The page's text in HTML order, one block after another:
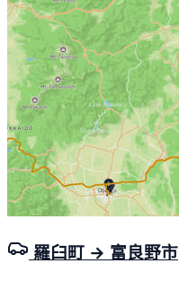
羅臼町 → 富良野市